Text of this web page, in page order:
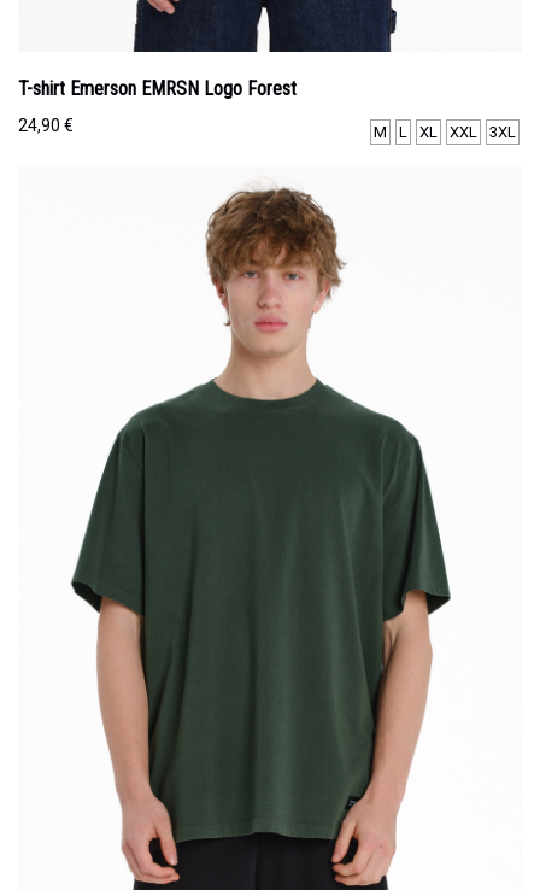
T-shirt Emerson EMRSN Logo Forest
24,90 € M L XL XXL 3XL